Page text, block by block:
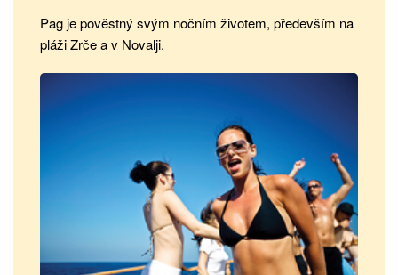
Pag je pověstný svým nočním životem, především na
pláži Zrče a v Novalji.